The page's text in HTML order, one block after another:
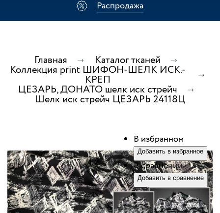
Распродажа
Главная Каталог тканей
Коллекция print ШИФОН-ШЕЛК ИСК.-
КРЕП
ЦЕЗАРЬ, ДОНАТО шелк иск стрейч
Шелк иск стрейч ЦЕЗАРЬ 24118Ц
В избранном
Добавить в избранное
В сравнении
Добавить в сравнение